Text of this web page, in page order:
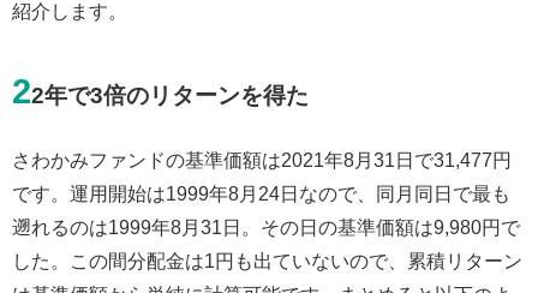
紹介します。
22年で3倍のリターンを得た
さわかみファンドの基準価額は2021年8月31日で31,477円
です。運用開始は1999年8月24日なので、同月同日で最も
遡れるのは1999年8月31日。その日の基準価額は9,980円で
した。この間分配金は1円も出ていないので、累積リターン